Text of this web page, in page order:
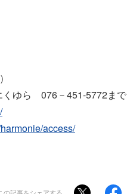
くゆら 076－451-5772
access/